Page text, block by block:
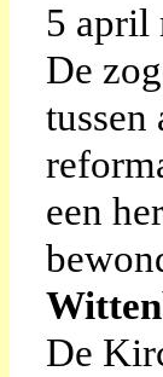
5 april
De
tussen
een
De